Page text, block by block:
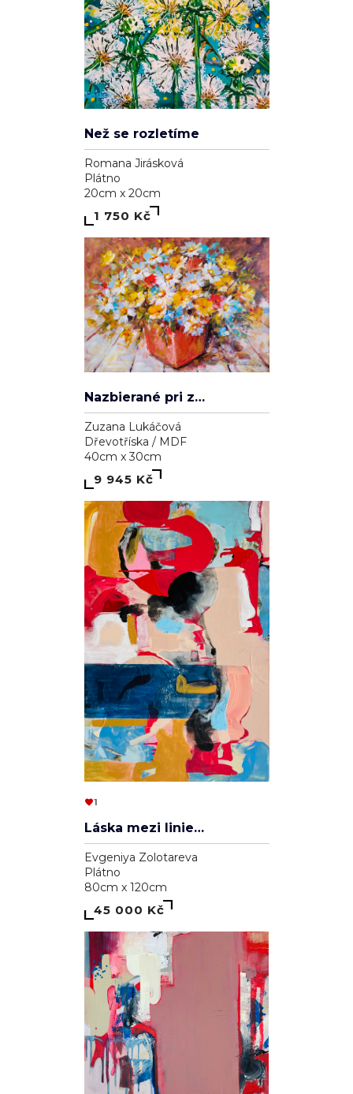
Než se rozletíme
Romana Jirásková
Plátno
20cm x 20cm
1 750 Kč
Nazbierané pri západe slnka
Zuzana Lukáčová
Dřevotříska / MDF
40cm x 30cm
9 945 Kč
1
Láska mezi liniemi
Evgeniya Zolotareva
Plátno
80cm x 120cm
45 000 Kč